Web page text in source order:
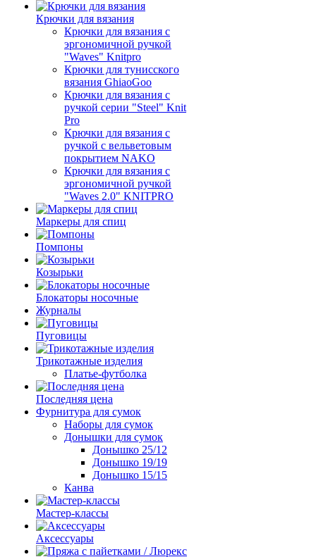
Крючки для вязания
Крючки для вязания с
эргономичной ручкой
"Waves" Knitpro
Крючки для тунисского
вязания GhiaoGoo
Крючки для вязания с
ручкой серии "Steel" Knit
Pro
Крючки для вязания с
ручкой с вельветовым
покрытием NAKO
Крючки для вязания с
эргономичной ручкой
"Waves 2.0" KNITPRO
Маркеры для спиц
Помпоны
Козырьки
Блокаторы носочные
Журналы
Пуговицы
Трикотажные изделия
Платье-футболка
Последняя цена
Фурнитура для сумок
Наборы для сумок
Донышки для сумок
Донышко 25/12
Донышко 19/19
Донышко 15/15
Канва
Мастер-классы
Аксессуары